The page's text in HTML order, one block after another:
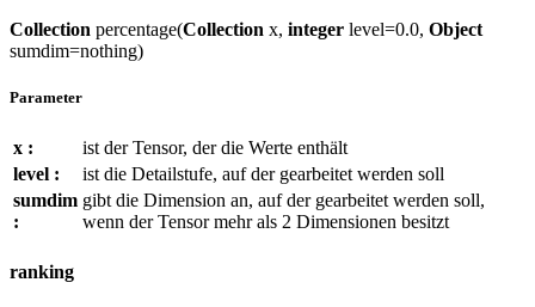
Collection percentage(Collection x, integer level=0.0, Object
sumdim=nothing)
Parameter
x :
ist der Tensor, der die Werte enthält
level :
ist die Detailstufe, auf der gearbeitet werden soll
sumdim
:
gibt die Dimension an, auf der gearbeitet werden soll,
wenn der Tensor mehr als 2 Dimensionen besitzt
ranking